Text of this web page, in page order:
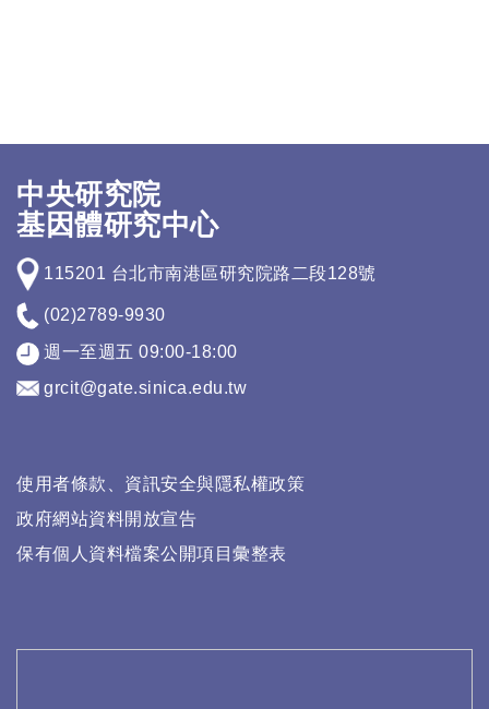
中央研究院
基因體研究中心
115201 台北市南港區研究院路二段128號
(02)2789-9930
週一至週五 09:00-18:00
grcit@gate.sinica.edu.tw
使用者條款、資訊安全與隱私權政策
政府網站資料開放宣告
保有個人資料檔案公開項目彙整表